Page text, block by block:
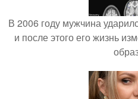
В 2006 году мужчина
и после этого его жизнь